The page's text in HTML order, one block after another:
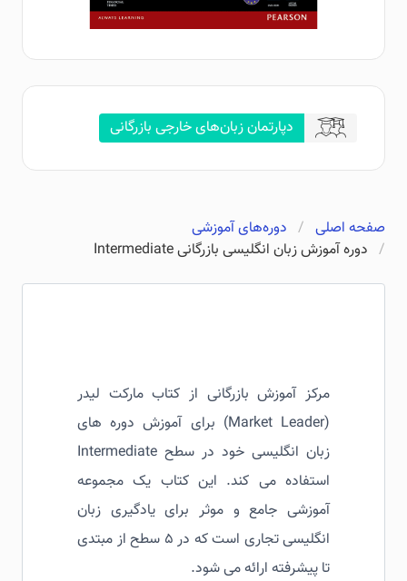
دپارتمان زبان‌های خارجی بازرگانی
صفحه اصلی
دوره‌های آموزشی
دوره آموزش زبان انگلیسی بازرگانی Intermediate
مرکز آموزش بازرگانی از کتاب مارکت لیدر
(Market Leader) برای آموزش دوره های
زبان انگلیسی خود در سطح Intermediate
استفاده می کند. این کتاب یک مجموعه
آموزشی جامع و موثر برای یادگیری زبان
انگلیسی تجاری است که در ۵ سطح از مبتدی
تا پیشرفته ارائه می شود.